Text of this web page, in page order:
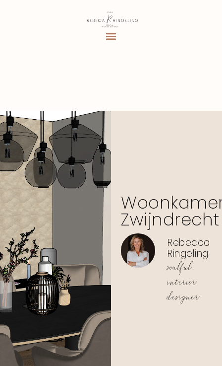
Zwijndrecht
Rebecca
Ringeling
soulful
interior
designer